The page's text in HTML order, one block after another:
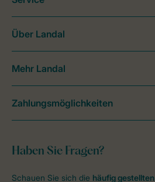
Haben Sie Fragen?
Schauen Sie sich die häufig gestellten
Über Landal
Mehr Landal
Zahlungsmöglichkeiten